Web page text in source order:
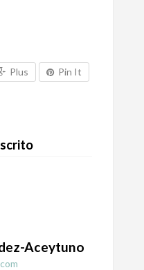
Plus
Pin It
Aceytuno